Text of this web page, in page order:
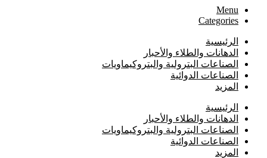
Menu
Categories
الرئيسية
⁠الدهانات والطلاء والأحبار
الصناعات البترولية والبتروكيماويات
الصناعات الدوائية
المزيد
الرئيسية
⁠الدهانات والطلاء والأحبار
الصناعات البترولية والبتروكيماويات
الصناعات الدوائية
المزيد